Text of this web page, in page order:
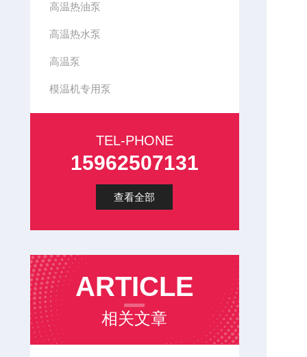
高温热油泵
高温热水泵
高温泵
模温机专用泵
TEL-PHONE
15962507131
查看全部
ARTICLE
相关文章